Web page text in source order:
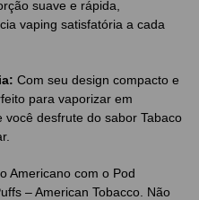
suave e rápida,
vaping satisfatória a cada
Com seu design compacto e
para vaporizar em
desfrute do sabor Tabaco
Americano com o Pod
– American Tobacco. Não